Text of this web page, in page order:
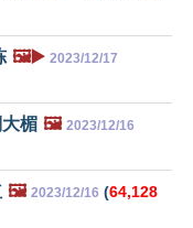
🖼️▶️ 2023/12/17
楣 🖼️ 2023/12/16
🖼️ 2023/12/16 (64,128